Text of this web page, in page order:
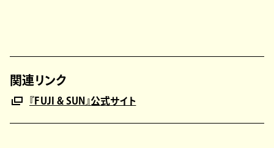
関連リンク
『FUJI & SUN』公式サイト